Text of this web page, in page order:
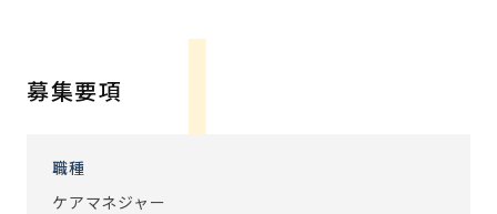
【1日の流れ】
・9:00 業務開始：申し送りを確認し、朝礼に参加します
・9:30 ラウンド：ご入居者のご様子確認や、最近の出来
事・ご家族のことなどお話を伺います
・10:00 ケアマネジメント業務：ケアプラン作成、アセス
募集要項
職種
ケアマネジャー